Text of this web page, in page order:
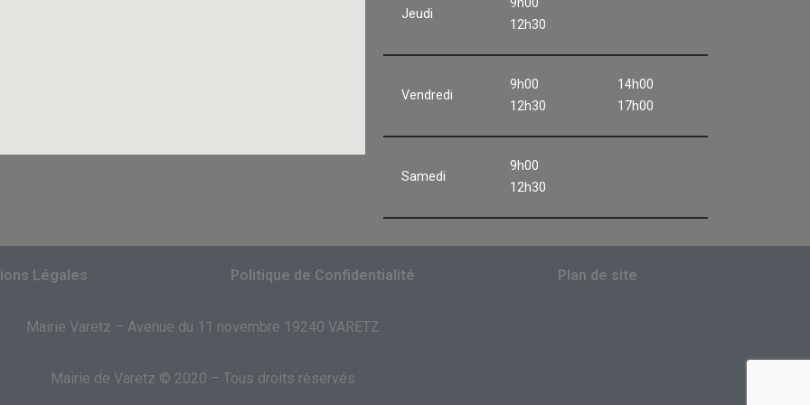
Jeudi
9h00
12h30
Vendredi
9h00
12h30
14h00
17h00
Samedi
9h00
12h30
Légales Politique de Confidentialité Plan de site
Mairie Varetz – Avenue du 11 novembre 19240 VARETZ
Mairie de Varetz © 2020 – Tous droits réservés